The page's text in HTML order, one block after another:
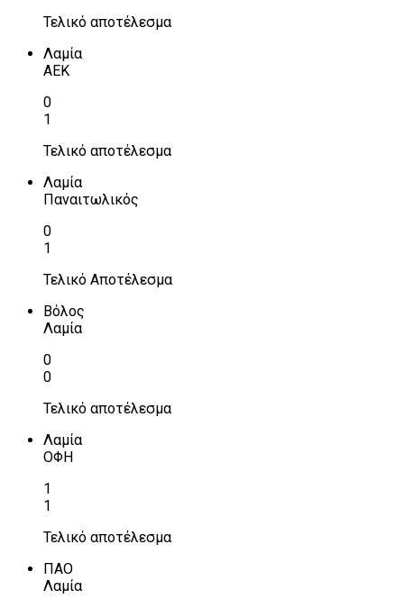
Τελικό αποτέλεσμα
Λαμία
ΑΕΚ
0
1
Τελικό αποτέλεσμα
Λαμία
Παναιτωλικός
0
1
Τελικό Αποτέλεσμα
Βόλος
Λαμία
0
0
Τελικό αποτέλεσμα
Λαμία
ΟΦΗ
1
1
Τελικό αποτέλεσμα
ΠΑΟ
Λαμία